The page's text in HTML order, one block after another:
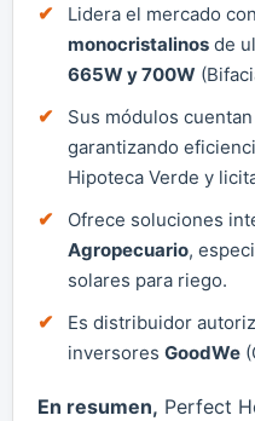
Lidera el mercado con
monocristalinos de
665W y 700W
Sus módulos
garantizando
Hipoteca Verde y
Ofrece soluciones
Agropecuario,
solares para riego.
Es distribuidor
inversores GoodWe
En resumen, Perfect